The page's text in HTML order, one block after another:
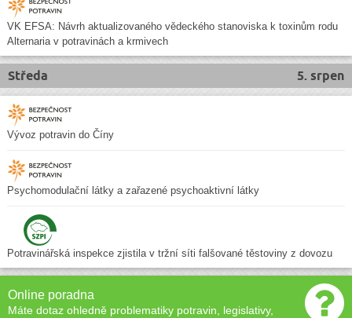
VK EFSA: Návrh aktualizovaného vědeckého stanoviska k toxinům rodu
Alternaria v potravinách a krmivech
5. srpen
Středa
Vývoz potravin do Číny
Psychomodulační látky a zařazené psychoaktivní látky
Potravinářská inspekce zjistila v tržní síti falšované těstoviny z dovozu
Online poradna
Máte dotaz ohledně problematiky potravin, legislativy,